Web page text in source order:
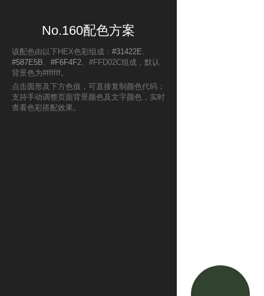
No.160配色方案
该配色由以下HEX色彩组成： #31422E 、
#587E5B 、 #F6F4F2、#FFD02C组成，默认
背景色为#ffffff。
点击圆形及下方色值，可直接复制颜色代码；
支持手动调整页面背景颜色及文字颜色，实时
查看色彩搭配效果。